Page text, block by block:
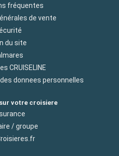
fréquentes
de vente
du site
CRUISELINE
donnees personnelles
votre croisiere
/ groupe